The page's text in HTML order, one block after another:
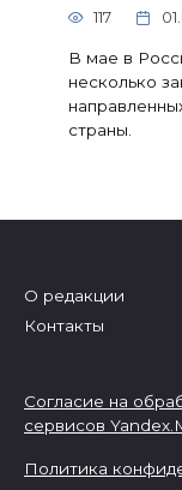
117
В мае в
несколько
страны.
О редакции
Контакты
Согласие на
сервисов
Политика